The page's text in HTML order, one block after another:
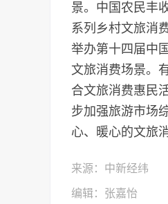
景。中国农民丰
系列乡村文旅消
举办第十四届中
文旅消费场景。
合文旅消费惠民
步加强旅游市场
心、暖心的文旅
来源：中新经纬
编辑：张嘉怡